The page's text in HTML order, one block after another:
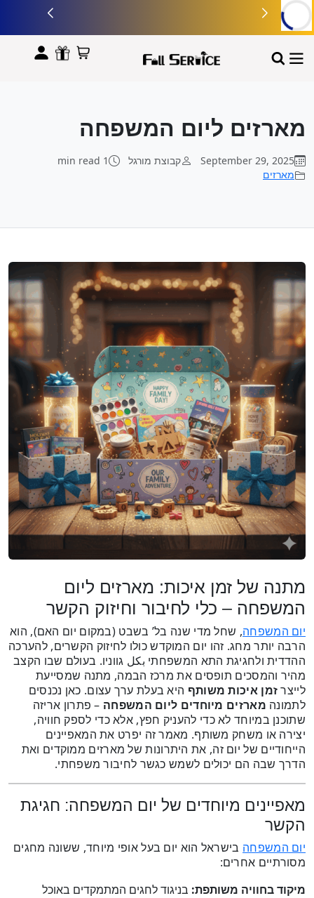
מארזים ליום המשפחה
September 29, 2025 קבוצת מורגל 1 min read
מארזים
מתנה של זמן איכות: מארזים ליום
המשפחה – כלי לחיבור וחיזוק הקשר
יום המשפחה, שחל מדי שנה בל’ בשבט (במקום יום האם), הוא
הרבה יותר מחג. זהו יום המוקדש כולו לחיזוק הקשרים, להערכה
ההדדית ולחגיגת התא המשפחתי بكل גווניו. בעולם שבו הקצב
מהיר והמסכים תופסים את מרכז הבמה, מתנה שמסייעת
לייצרזמן איכות משותףהיא בעלת ערך עצום. כאן נכנסים
לתמונה מארזים מיוחדים ליום המשפחה– פתרון אריזה
שתוכנן במיוחד לא כדי להעניק חפץ, אלא כדי לספק חוויה,
יצירה או משחק משותף. מאמר זה יפרט את המאפיינים
הייחודיים של יום זה, את היתרונות של מארזים ממוקדים ואת
הדרך שבה הם יכולים לשמש כגשר לחיבור משפחתי.
מאפיינים מיוחדים של יום המשפחה: חגיגת
הקשר
יום המשפחהבישראל הוא יום בעל אופי מיוחד, ששונה מחגים
מסורתיים אחרים:
מיקוד בחוויה משותפת:בניגוד לחגים המתמקדים באוכל